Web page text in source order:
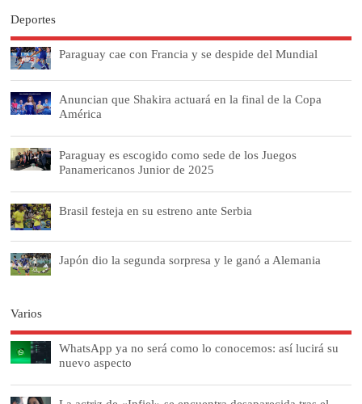
Deportes
Paraguay cae con Francia y se despide del Mundial
Anuncian que Shakira actuará en la final de la Copa
América
Paraguay es escogido como sede de los Juegos
Panamericanos Junior de 2025
Brasil festeja en su estreno ante Serbia
Japón dio la segunda sorpresa y le ganó a Alemania
Varios
WhatsApp ya no será como lo conocemos: así lucirá su
nuevo aspecto